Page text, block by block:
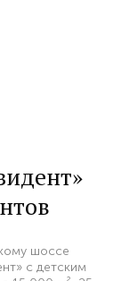
шоссе
с детским